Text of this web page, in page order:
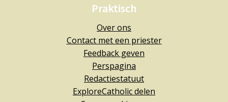
Praktisch
Over ons
Contact met een priester
Feedback geven
Perspagina
Redactiestatuut
ExploreCatholic delen